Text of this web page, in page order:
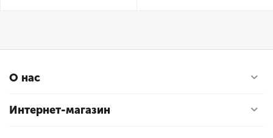
О нас
Интернет-магазин